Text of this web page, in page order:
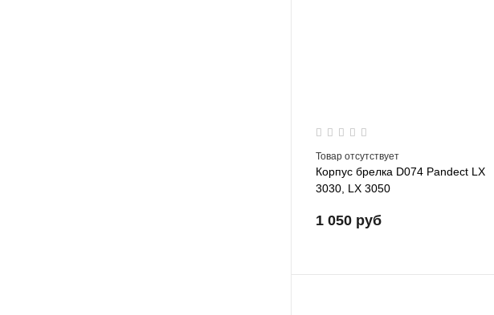
Товар отсутствует
Корпус брелка D074 Pandect LX
3030, LX 3050
1 050 руб